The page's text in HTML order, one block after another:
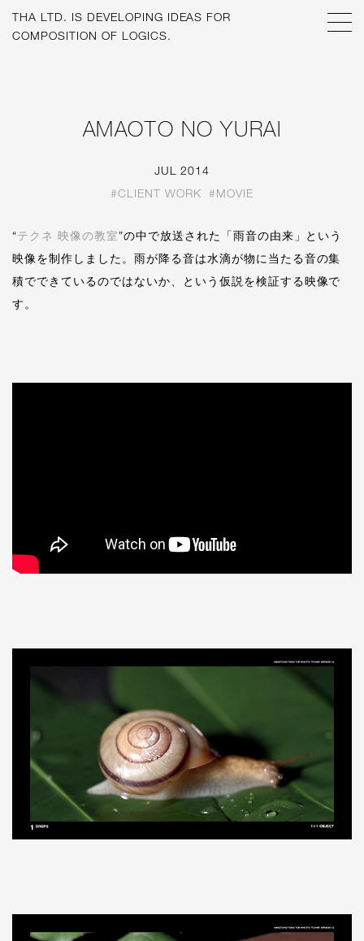
THA LTD. IS DEVELOPING IDEAS FOR
COMPOSITION OF LOGICS.
AMAOTO NO YURAI
JUL 2014
#CLIENT WORK #MOVIE
“テクネ 映像の教室”の中で放送された「雨音の由来」という
映像を制作しました。雨が降る音は水滴が物に当たる音の集
積でできているのではないか、という仮説を検証する映像で
す。